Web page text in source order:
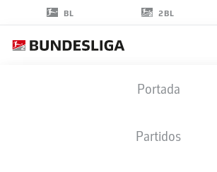
BL 2BL
Portada
Partidos